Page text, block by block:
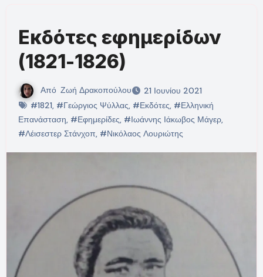
Εκδότες εφημερίδων
(1821-1826)
Από Ζωή Δρακοπούλου
21 Ιουνίου 2021
#1821, #Γεώργιος Ψύλλας, #Εκδότες, #Ελληνική
Επανάσταση, #Εφημερίδες, #Ιωάννης Ιάκωβος Μάγερ,
#Λέισεστερ Στάνχοπ, #Νικόλαος Λουριώτης